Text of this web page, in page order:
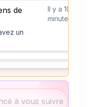
de
un
Il y a 10
minutes
à vous suivre